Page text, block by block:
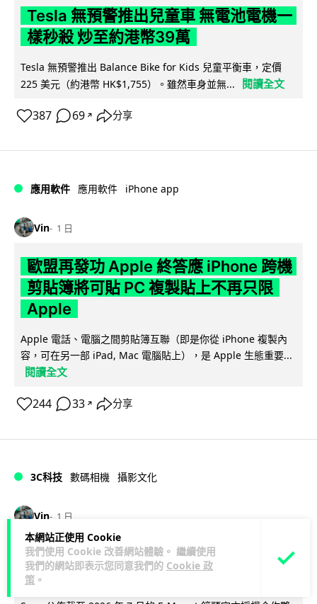
本網站正使用 Cookie
我們使用 Cookie 改善網站體驗。 繼續使用
我們的網站即表示您同意我們的 Cookie 政
策 。
Tesla 無預警推出兒童車 無電池電機一
樣秒殺 炒至約港幣39萬
Tesla 無預警推出 Balance Bike for Kids 兒童平衡車，定價
225 美元（約港幣 HK$1,755）。雖然車身並無...
閱讀全文
387 69 ↗ 分享
應用軟件 應用軟件 iPhone app
Vin 1 日
歐盟再發功 Apple 終答應 iPhone 跨機
剪貼簿將可貼 PC 複製貼上不再只限
Apple
Apple 電話、電腦之間剪貼簿互聯（即是你從 iPhone 複製內
容，可在另一部 iPad, Mac 電腦貼上），是 Apple 生態重要...
閱讀全文
244 33 ↗ 分享
3C科技 數碼相機 攝影文化
Vin 1 日
Sony 授權鏡頭名單公佈 中國廠平價鏡
頭全數缺席 Nikon 已告唯卓仕侵權